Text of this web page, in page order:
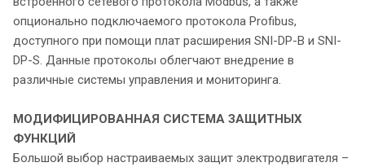
опционально подключаемого протокола Profibus,
доступного при помощи плат расширения SNI-DP-B и SNI-
DP-S. Данные протоколы облегчают внедрение в
различные системы управления и мониторинга.
МОДИФИЦИРОВАННАЯ СИСТЕМА ЗАЩИТНЫХ
ФУНКЦИЙ
Большой выбор настраиваемых защит электродвигателя –